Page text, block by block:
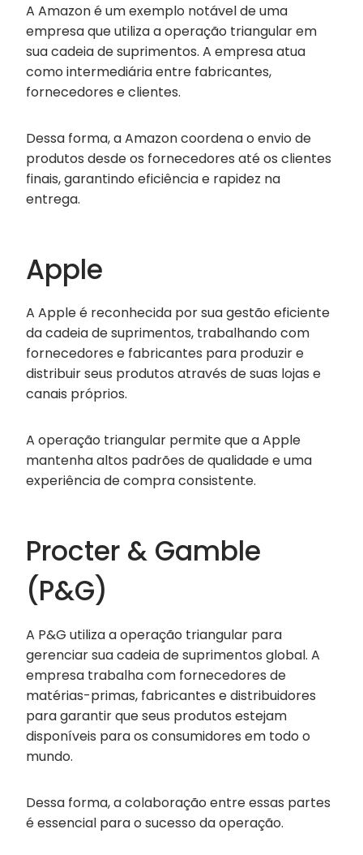
A Amazon é um exemplo notável de uma
empresa que utiliza a operação triangular em
sua cadeia de suprimentos. A empresa atua
como intermediária entre fabricantes,
fornecedores e clientes.
Dessa forma, a Amazon coordena o envio de
produtos desde os fornecedores até os clientes
finais, garantindo eficiência e rapidez na
entrega.
Apple
A Apple é reconhecida por sua gestão eficiente
da cadeia de suprimentos, trabalhando com
fornecedores e fabricantes para produzir e
distribuir seus produtos através de suas lojas e
canais próprios.
A operação triangular permite que a Apple
mantenha altos padrões de qualidade e uma
experiência de compra consistente.
Procter & Gamble
(P&G)
A P&G utiliza a operação triangular para
gerenciar sua cadeia de suprimentos global. A
empresa trabalha com fornecedores de
matérias-primas, fabricantes e distribuidores
para garantir que seus produtos estejam
disponíveis para os consumidores em todo o
mundo.
Dessa forma, a colaboração entre essas partes
é essencial para o sucesso da operação.